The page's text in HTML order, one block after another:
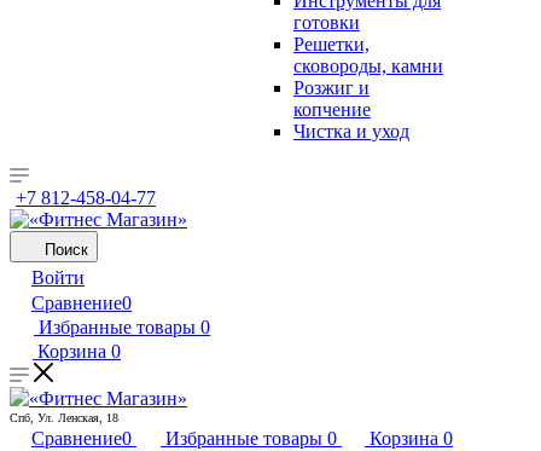
готовки
Решетки,
сковороды, камни
Розжиг и
копчение
Чистка и уход
+7 812-458-04-77
Поиск
Войти
Сравнение0
Избранные товары 0
Корзина 0
Спб, Ул. Ленская, 18
Сравнение0 Избранные товары 0 Корзина 0